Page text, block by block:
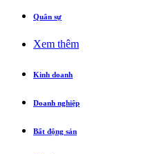
Quân sự
Xem thêm
Kinh doanh
Doanh nghiệp
Bất động sản